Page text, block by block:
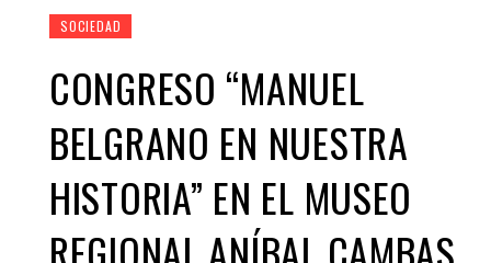
SOCIEDAD
CONGRESO “MANUEL
BELGRANO EN NUESTRA
HISTORIA” EN EL MUSEO